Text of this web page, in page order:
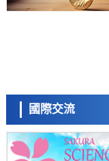
群馬大學開發針對難治
九州大學揭示夜間眼壓
證電容器可在汽車發動
經濟・社會
日本生成式AI使用者佔
政策
日本修訂首都直下型地
國際交流
流員